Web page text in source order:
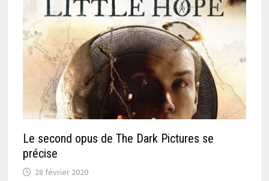
Le second opus de The Dark Pictures se
précise
28 février 2020